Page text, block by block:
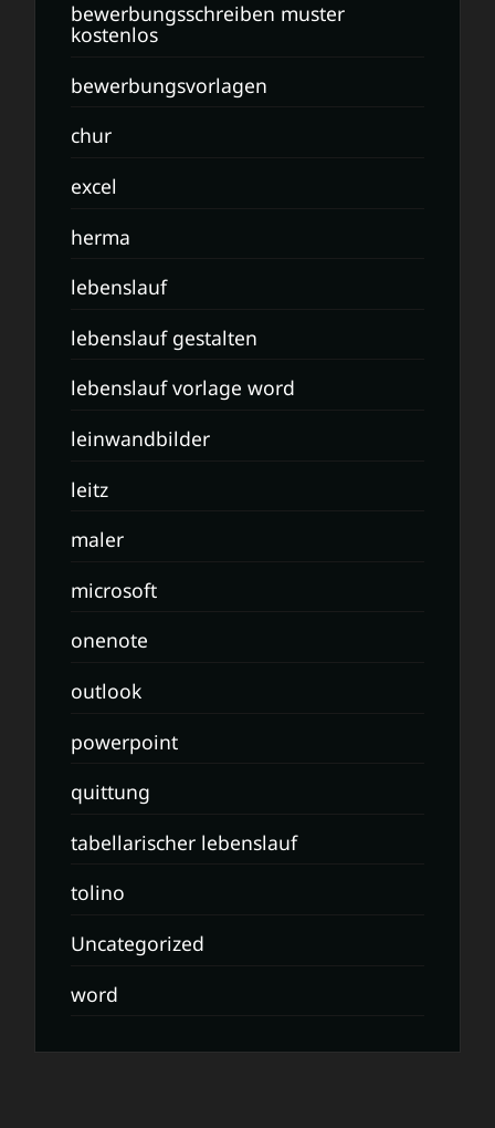
bewerbungsschreiben muster
kostenlos
bewerbungsvorlagen
chur
excel
herma
lebenslauf
lebenslauf gestalten
lebenslauf vorlage word
leinwandbilder
leitz
maler
microsoft
onenote
outlook
powerpoint
quittung
tabellarischer lebenslauf
tolino
Uncategorized
word